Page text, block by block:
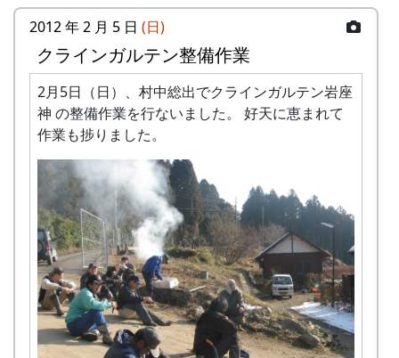
2012 年 2 月 5 日 (日)
クラインガルテン整備作業
2月5日（日）、村中総出でクラインガルテン岩座
神 の整備作業を行ないました。 好天に恵まれて
作業も捗りました。